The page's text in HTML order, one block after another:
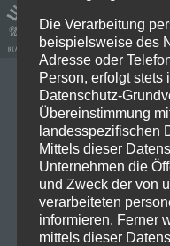
22/03/2026
Live on
Shall Burn
Am Samstag stand
der ganz im Zeichen
vier Bands gaben
Die Verarbeitung
beispielsweise des
Adresse oder
Person, erfolgt stets
Datenschutz-
Übereinstimmung
landesspezifischen
Mittels dieser
Unternehmen die
und Zweck der von
verarbeiteten
informieren. Ferner
mittels dieser